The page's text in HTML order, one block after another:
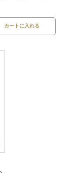
カートに入れる